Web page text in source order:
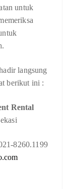
untuk
langsung
berikut ini :
Rental
8260.1199